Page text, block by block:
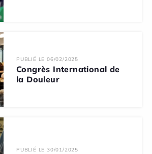
PUBLIÉ LE 06/02/2025
Congrès International de
la Douleur
PUBLIÉ LE 30/01/2025